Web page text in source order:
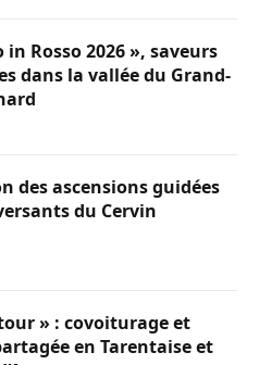
in Rosso 2026 », saveurs
dans la vallée du Grand-
des ascensions guidées
du Cervin
» : covoiturage et
en Tarentaise et